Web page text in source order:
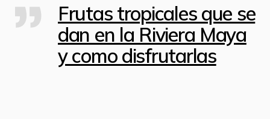
Frutas tropicales que se
dan en la Riviera Maya
y como disfrutarlas